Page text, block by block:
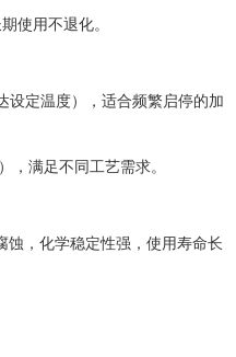
使用不退化。
设定温度），适合频繁启停的加
满足不同工艺需求。
，化学稳定性强，使用寿命长